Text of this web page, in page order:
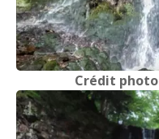
Crédit